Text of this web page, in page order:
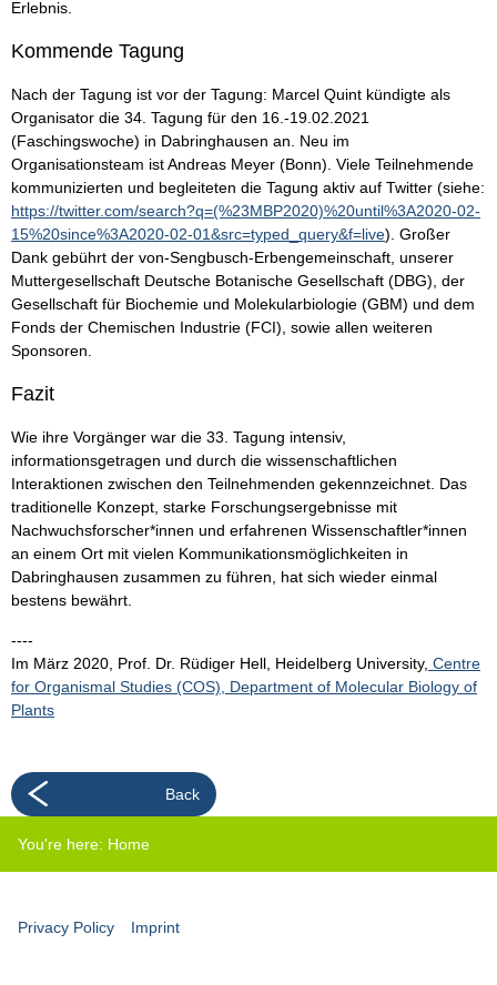
Erlebnis.
Kommende Tagung
Nach der Tagung ist vor der Tagung: Marcel Quint kündigte als
Organisator die 34. Tagung für den 16.-19.02.2021
(Faschingswoche) in Dabringhausen an. Neu im
Organisationsteam ist Andreas Meyer (Bonn). Viele Teilnehmende
kommunizierten und begleiteten die Tagung aktiv auf Twitter (siehe:
https://twitter.com/search?q=(%23MBP2020)%20until%3A2020-02-
15%20since%3A2020-02-01&src=typed_query&f=live). Großer
Dank gebührt der von-Sengbusch-Erbengemeinschaft, unserer
Muttergesellschaft Deutsche Botanische Gesellschaft (DBG), der
Gesellschaft für Biochemie und Molekularbiologie (GBM) und dem
Fonds der Chemischen Industrie (FCI), sowie allen weiteren
Sponsoren.
Fazit
Wie ihre Vorgänger war die 33. Tagung intensiv,
informationsgetragen und durch die wissenschaftlichen
Interaktionen zwischen den Teilnehmenden gekennzeichnet. Das
traditionelle Konzept, starke Forschungsergebnisse mit
Nachwuchsforscher*innen und erfahrenen Wissenschaftler*innen
an einem Ort mit vielen Kommunikationsmöglichkeiten in
Dabringhausen zusammen zu führen, hat sich wieder einmal
bestens bewährt.
----
Im März 2020, Prof. Dr. Rüdiger Hell, Heidelberg University, Centre
for Organismal Studies (COS), Department of Molecular Biology of
Plants
Back
You're here: Home
Privacy Policy Imprint